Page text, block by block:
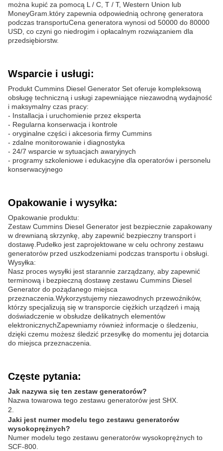
można kupić za pomocą L / C, T / T, Western Union lub
MoneyGram.który zapewnia odpowiednią ochronę generatora
podczas transportuCena generatora wynosi od 50000 do 80000
USD, co czyni go niedrogim i opłacalnym rozwiązaniem dla
przedsiębiorstw.
Wsparcie i usługi:
Produkt Cummins Diesel Generator Set oferuje kompleksową
obsługę techniczną i usługi zapewniające niezawodną wydajność
i maksymalny czas pracy:
- Installacja i uruchomienie przez eksperta
- Regularna konserwacja i kontrole
- oryginalne części i akcesoria firmy Cummins
- zdalne monitorowanie i diagnostyka
- 24/7 wsparcie w sytuacjach awaryjnych
- programy szkoleniowe i edukacyjne dla operatorów i personelu
konserwacyjnego
Opakowanie i wysyłka:
Opakowanie produktu:
Zestaw Cummins Diesel Generator jest bezpiecznie zapakowany
w drewnianą skrzynkę, aby zapewnić bezpieczny transport i
dostawę.Pudełko jest zaprojektowane w celu ochrony zestawu
generatorów przed uszkodzeniami podczas transportu i obsługi.
Wysyłka:
Nasz proces wysyłki jest starannie zarządzany, aby zapewnić
terminową i bezpieczną dostawę zestawu Cummins Diesel
Generator do pożądanego miejsca
przeznaczenia.Wykorzystujemy niezawodnych przewoźników,
którzy specjalizują się w transporcie ciężkich urządzeń i mają
doświadczenie w obsłudze delikatnych elementów
elektronicznychZapewniamy również informacje o śledzeniu,
dzięki czemu możesz śledzić przesyłkę do momentu jej dotarcia
do miejsca przeznaczenia.
Częste pytania:
Jak nazywa się ten zestaw generatorów?
Nazwa towarowa tego zestawu generatorów jest SHX.
2.
Jaki jest numer modelu tego zestawu generatorów
wysokoprężnych?
Numer modelu tego zestawu generatorów wysokoprężnych to
SCF-800.